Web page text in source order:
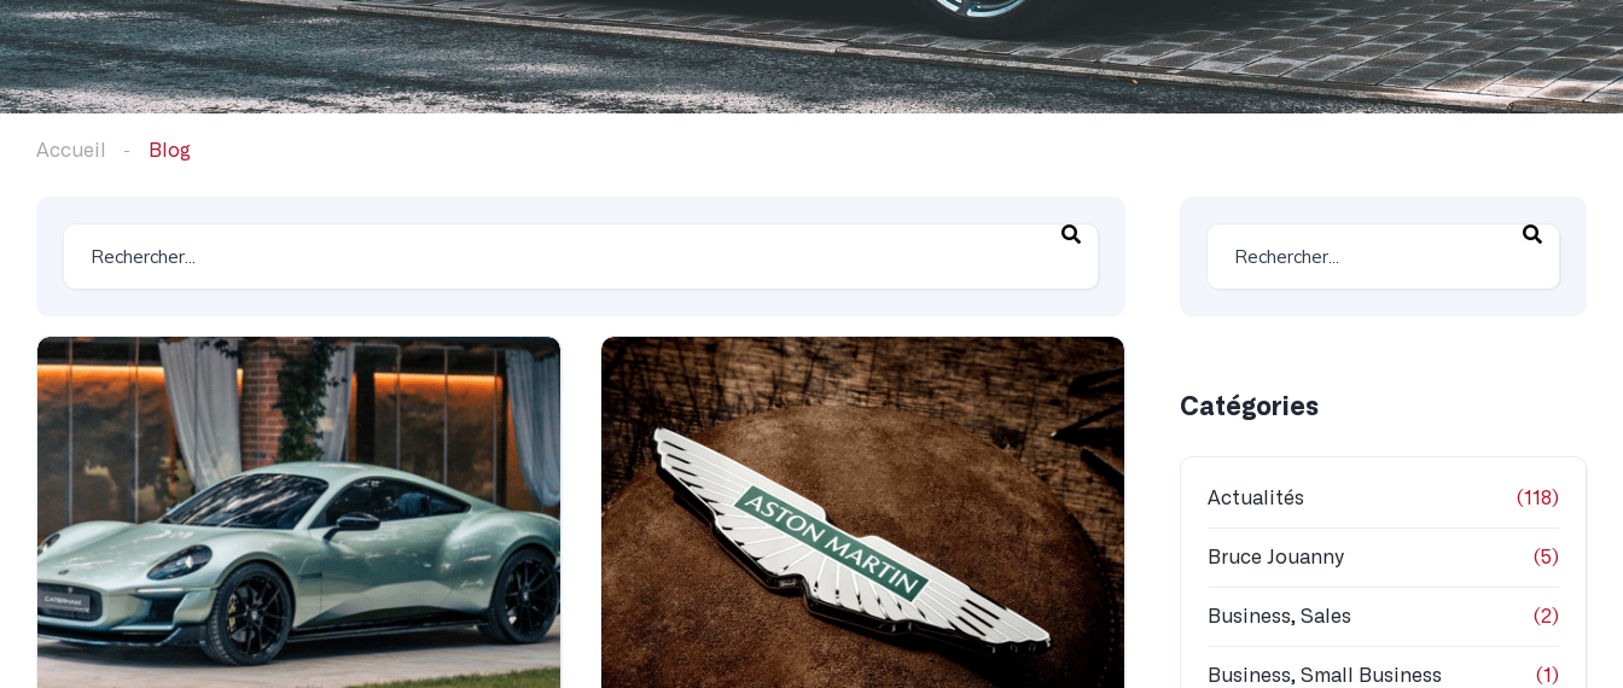
Accueil Blog
Catégories
Actualités (118)
Bruce Jouanny (5)
Business, Sales (2)
Business, Small Business (1)